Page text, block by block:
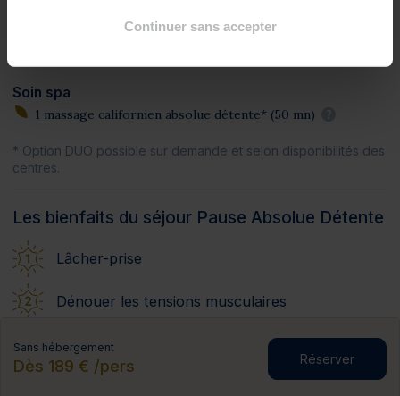
Continuer sans accepter
Sans hébergement
Dès 189 € /pers Réserver
Soin spa
1 massage californien absolue détente* (50 mn)
* Option DUO possible sur demande et selon disponibilités des
centres.
Les bienfaits du séjour Pause Absolue Détente
Lâcher-prise
Dénouer les tensions musculaires
Booster son énergie